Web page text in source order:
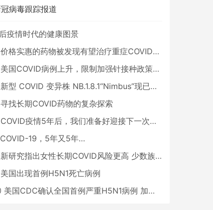
病毒跟踪报道
后疫情时代的健康图景
价格实惠的药物被发现有望治疗重症COVID患者
美国COVID病例上升，限制加强针接种政策即将出台
新型 COVID 变异株 NB.1.8.1“Nimbus”现已在美国占据主导地位
寻找长期COVID药物的复杂探索
COVID疫情5年后，我们准备好迎接下一次大流行了吗？
COVID-19，5年又5年…
新研究指出女性长期COVID风险更高 少数族裔儿童存在差异
美国出现首例H5N1死亡病例
美国CDC确认全国首例严重H5N1病例 加州进入紧急状态